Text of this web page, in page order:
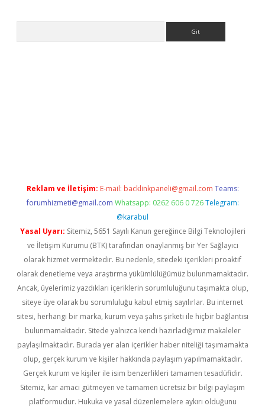
Reklam ve İletişim: E-mail: backlinkpaneli@gmail.com Teams:
forumhizmeti@gmail.com Whatsapp: 0262 606 0 726 Telegram:
@karabul
Yasal Uyarı: Sitemiz, 5651 Sayılı Kanun gereğince Bilgi Teknolojileri
ve İletişim Kurumu (BTK) tarafından onaylanmış bir Yer Sağlayıcı
olarak hizmet vermektedir. Bu nedenle, sitedeki içerikleri proaktif
olarak denetleme veya araştırma yükümlülüğümüz bulunmamaktadır.
Ancak, üyelerimiz yazdıkları içeriklerin sorumluluğunu taşımakta olup,
siteye üye olarak bu sorumluluğu kabul etmiş sayılırlar. Bu internet
sitesi, herhangi bir marka, kurum veya şahıs şirketi ile hiçbir bağlantısı
bulunmamaktadır. Sitede yalnızca kendi hazırladığımız makaleler
paylaşılmaktadır. Burada yer alan içerikler haber niteliği taşımamakta
olup, gerçek kurum ve kişiler hakkında paylaşım yapılmamaktadır.
Gerçek kurum ve kişiler ile isim benzerlikleri tamamen tesadüfidir.
Sitemiz, kar amacı gütmeyen ve tamamen ücretsiz bir bilgi paylaşım
platformudur. Hukuka ve yasal düzenlemelere aykırı olduğunu